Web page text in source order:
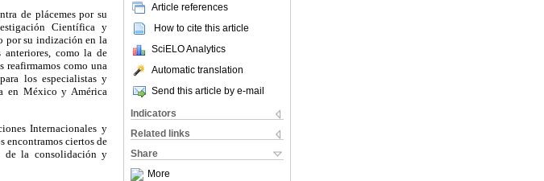
Article references
How to cite this article
SciELO Analytics
Automatic translation
Send this article by e-mail
Indicators
Related links
Share
More
de plácemes por su
Científica y
por su indización en la
anteriores, como la de
reafirmamos como una
los especialistas y
en México y América
Internacionales y
encontramos ciertos de
de la consolidación y